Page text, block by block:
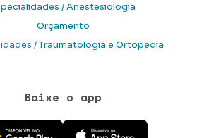
/ Anestesiologia
Orçamento
/ Traumatologia e Ortopedia
Baixe o app
o aplicativo na Google Play Store
Baixe o aplicativo na App Store